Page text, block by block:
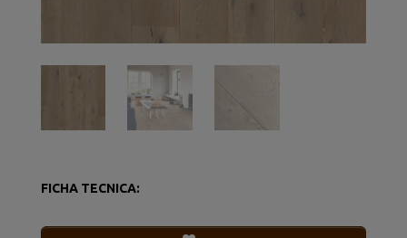
FICHA TECNICA: